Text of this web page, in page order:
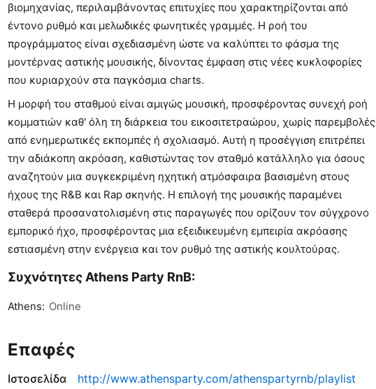
βιομηχανίας, περιλαμβάνοντας επιτυχίες που χαρακτηρίζονται από
έντονο ρυθμό και μελωδικές φωνητικές γραμμές. Η ροή του
προγράμματος είναι σχεδιασμένη ώστε να καλύπτει το φάσμα της
μοντέρνας αστικής μουσικής, δίνοντας έμφαση στις νέες κυκλοφορίες
που κυριαρχούν στα παγκόσμια charts.
Η μορφή του σταθμού είναι αμιγώς μουσική, προσφέροντας συνεχή ροή
κομματιών καθ' όλη τη διάρκεια του εικοσιτετραώρου, χωρίς παρεμβολές
από ενημερωτικές εκπομπές ή σχολιασμό. Αυτή η προσέγγιση επιτρέπει
την αδιάκοπη ακρόαση, καθιστώντας τον σταθμό κατάλληλο για όσους
αναζητούν μια συγκεκριμένη ηχητική ατμόσφαιρα βασισμένη στους
ήχους της R&B και Rap σκηνής. Η επιλογή της μουσικής παραμένει
σταθερά προσανατολισμένη στις παραγωγές που ορίζουν τον σύγχρονο
εμπορικό ήχο, προσφέροντας μια εξειδικευμένη εμπειρία ακρόασης
εστιασμένη στην ενέργεια και τον ρυθμό της αστικής κουλτούρας.
Συχνότητες Athens Party RnB:
Athens: Online
Επαφές
Ιστοσελίδα http://www.athensparty.com/athenspartyrnb/playlist